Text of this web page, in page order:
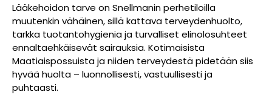
Lääkehoidon tarve on Snellmanin perhetiloilla
muutenkin vähäinen, sillä kattava terveydenhuolto,
tarkka tuotantohygienia ja turvalliset elinolosuhteet
ennaltaehkäisevät sairauksia. Kotimaisista
Maatiaispossuista ja niiden terveydestä pidetään siis
hyvää huolta – luonnollisesti, vastuullisesti ja
puhtaasti.